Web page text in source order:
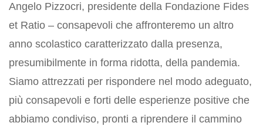
Angelo Pizzocri, presidente della Fondazione Fides
et Ratio – consapevoli che affronteremo un altro
anno scolastico caratterizzato dalla presenza,
presumibilmente in forma ridotta, della pandemia.
Siamo attrezzati per rispondere nel modo adeguato,
più consapevoli e forti delle esperienze positive che
abbiamo condiviso, pronti a riprendere il cammino